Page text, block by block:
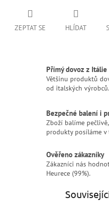
ZEPTAT SE HLÍDAT
Přímý dovoz z Itálie
Většinu produktů
od italských výrobců.
Bezpečné balení i
Zboží balíme
produkty posíláme
Ověřeno zákazníky
Zákazníci nás
Heurece (99%).